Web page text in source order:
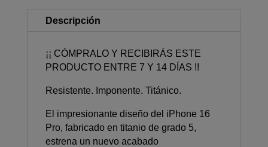
Descripción
¡¡ CÓMPRALO Y RECIBIRÁS ESTE
PRODUCTO ENTRE 7 Y 14 DÍAS !!
Resistente. Imponente. Titánico.
El impresio­nante diseño del iPhone 16
Pro, fabricado en titanio de grado 5,
estrena un nuevo acabado